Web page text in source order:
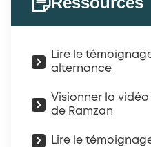
Lire le
alternance
Visionner la
de Ramzan
Lire le